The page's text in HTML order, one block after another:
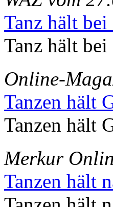
Tanz hält
Tanz hält
Online-
Tanzen hält
Tanzen hält
Merkur
Tanzen hält